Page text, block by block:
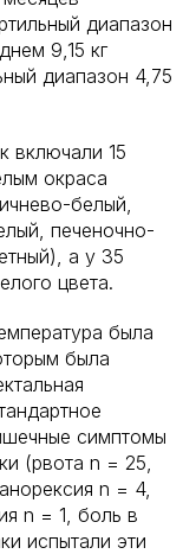
диапазон
9,15 кг
диапазон 4,75
включали 15
окраса
белый,
печеночно-
а у 35
цвета.
была
была
симптомы
(рвота n = 25,
n = 4,
n = 1, боль в
испытали эти